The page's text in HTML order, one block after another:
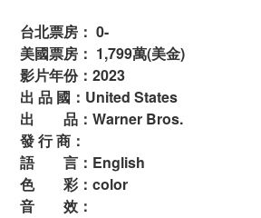
台北票房： 0-
美國票房： 1,799萬(美金)
影片年份：2023
出 品 國：United States
出 品：Warner Bros.
發 行 商：
語 言：English
色 彩：color
音 效：